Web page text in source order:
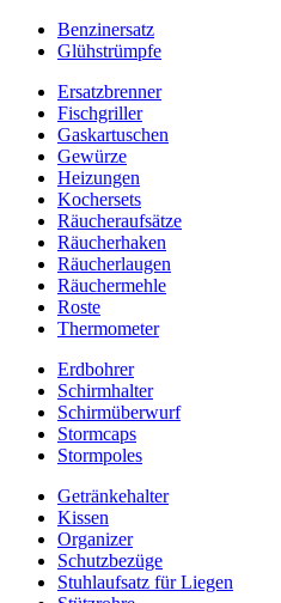
Benzinersatz
Glühstrümpfe
Ersatzbrenner
Fischgriller
Gaskartuschen
Gewürze
Heizungen
Kochersets
Räucheraufsätze
Räucherhaken
Räucherlaugen
Räuchermehle
Roste
Thermometer
Erdbohrer
Schirmhalter
Schirmüberwurf
Stormcaps
Stormpoles
Getränkehalter
Kissen
Organizer
Schutzbezüge
Stuhlaufsatz für Liegen